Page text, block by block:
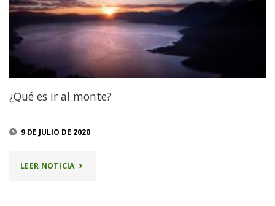
¿Qué es ir al monte?
9 DE JULIO DE 2020
LEER NOTICIA"¿QUÉ